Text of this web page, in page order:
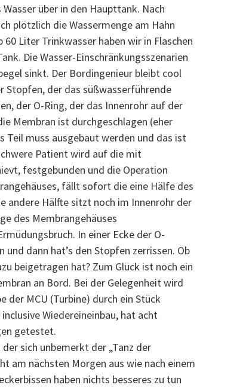
über in den Haupttank. Nach
plötzlich die Wassermenge am Hahn
Liter Trinkwasser haben wir in Flaschen
Die Wasser-Einschränkungsszenarien
sinkt. Der Bordingenieur bleibt cool
Stopfen, der das süßwasserführende
der O-Ring, der das Innenrohr auf der
Membran ist durchgeschlagen (eher
Teil muss ausgebaut werden und das ist
Patient wird auf die mit
festgebunden und die Operation
fällt sofort die eine Hälfe des
andere Hälfte sitzt noch im Innenrohr der
des Membrangehäuses
In einer Ecke der O-
dann hat’s den Stopfen zerrissen. Ob
beigetragen hat? Zum Glück ist noch ein
an Bord. Bei der Gelegenheit wird
der MCU (Turbine) durch ein Stück
Wiedereineinbau, hat acht
getestet.
sich unbemerkt der „Tanz der
am nächsten Morgen aus wie nach einem
haben nichts besseres zu tun